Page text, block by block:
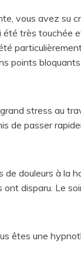
vous avez su
été très
points
stress au
de passer
de douleurs à
disparu. Le
êtes une